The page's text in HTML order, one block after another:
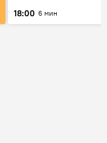
18:00 6 мин